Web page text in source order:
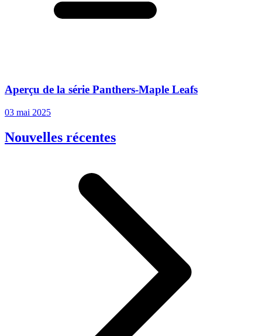
Aperçu de la série Panthers-Maple Leafs
03 mai 2025
Nouvelles récentes